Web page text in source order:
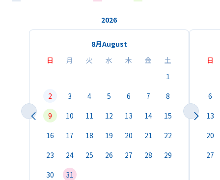
2026
8月August
日
月 火 水 木 金
土
1
2
3 4 5 6 7
8
9
10 11 12 13 14
15
16
17 18 19 20 21
22
23
24 25 26 27 28
29
30
31
日
6
13
20
27